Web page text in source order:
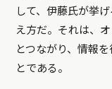
して、伊藤氏が挙
え方だ。それは、
とつながり、情報
とである。